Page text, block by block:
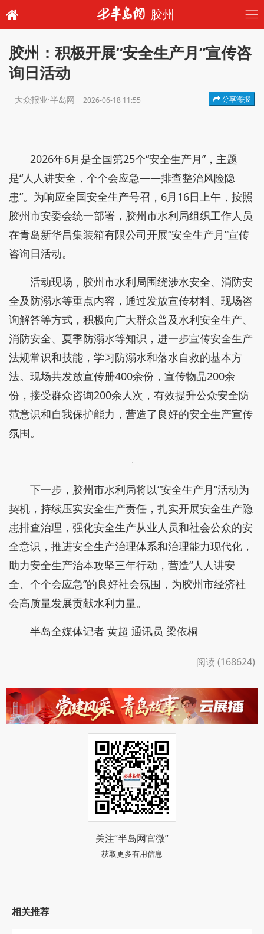
胶州
胶州：积极开展“安全生产月”宣传咨
询日活动
大众报业·半岛网 2026-06-18 11:55 分享海报
2026年6月是全国第25个“安全生产月”，主题
是“人人讲安全，个个会应急——排查整治风险隐
患”。为响应全国安全生产号召，6月16日上午，按照
胶州市安委会统一部署，胶州市水利局组织工作人员
在青岛新华昌集装箱有限公司开展“安全生产月”宣传
咨询日活动。
活动现场，胶州市水利局围绕涉水安全、消防安
全及防溺水等重点内容，通过发放宣传材料、现场咨
询解答等方式，积极向广大群众普及水利安全生产、
消防安全、夏季防溺水等知识，进一步宣传安全生产
法规常识和技能，学习防溺水和落水自救的基本方
法。现场共发放宣传册400余份，宣传物品200余
份，接受群众咨询200余人次，有效提升公众安全防
范意识和自我保护能力，营造了良好的安全生产宣传
氛围。
下一步，胶州市水利局将以“安全生产月”活动为
契机，持续压实安全生产责任，扎实开展安全生产隐
患排查治理，强化安全生产从业人员和社会公众的安
全意识，推进安全生产治理体系和治理能力现代化，
助力安全生产治本攻坚三年行动，营造“人人讲安
全、个个会应急”的良好社会氛围，为胶州市经济社
会高质量发展贡献水利力量。
半岛全媒体记者 黄超 通讯员 梁依桐
阅读 (168624)
关注“半岛网官微”
获取更多有用信息
相关推荐